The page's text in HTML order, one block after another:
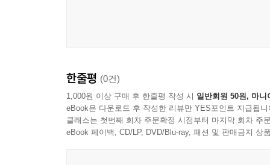
한줄평 (0건)
1,000원 이상 구매 후 한줄평 작성 시 일반회원 50원, 마니
eBook은 다운로드 후 작성한 리뷰만 YES포인트 지급됩니
클래스는 첫번째 회차 주문확정 시점부터 마지막 회차 주
eBook 페이백, CD/LP, DVD/Blu-ray, 패션 및 판매금지 상